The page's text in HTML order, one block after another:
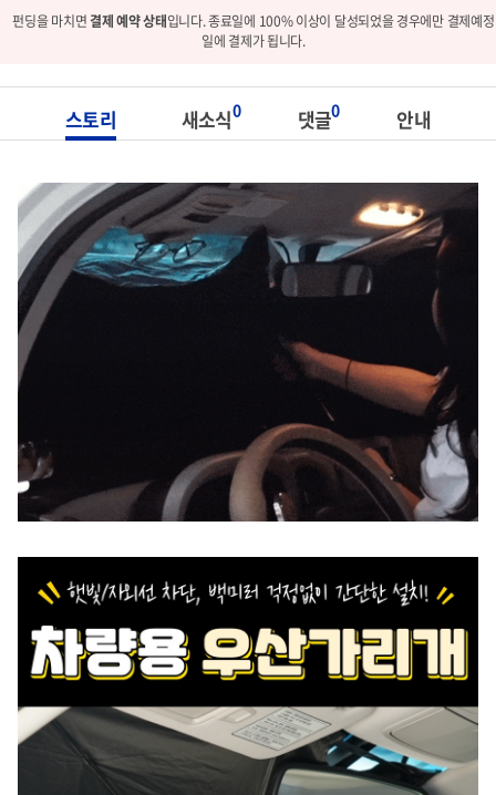
펀딩을 마치면결제 예약 상태입니다. 종료일에 100% 이상이 달성되었을 경우에만 결제예정
일에 결제가 됩니다.
스토리 새소식0 댓글0 안내